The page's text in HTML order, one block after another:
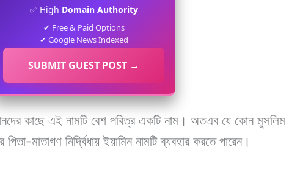
✅ High Domain Authority
✔ Free & Paid Options
✔ Google News Indexed
SUBMIT GUEST POST →
কাছে এই নামটি বেশ পবিত্র একটি নাম। অতএব যে কোন মুসলিম
মাতাগণ নির্দ্বিধায় ইয়ামিন নামটি ব্যবহার করতে পারেন।